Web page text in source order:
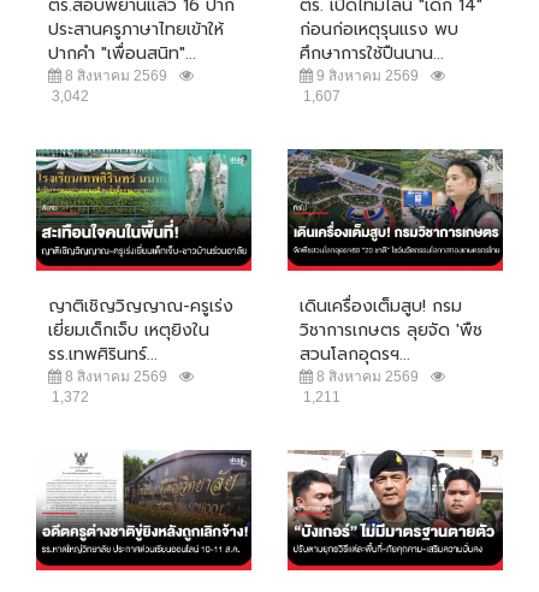
ตร.สอบพยานแล้ว 16 ปาก
ประสานครูภาษาไทยเข้าให้
ปากคำ "เพื่อนสนิท"...
8 สิงหาคม 2569
3,042
ตร. เปิดไทม์ไลน์ "เด็ก 14"
ก่อนก่อเหตุรุนแรง พบ
ศึกษาการใช้ปืนนาน...
9 สิงหาคม 2569
1,607
ญาติเชิญวิญญาณ-ครูเร่ง
เยี่ยมเด็กเจ็บ เหตุยิงใน
รร.เทพศิรินทร์...
8 สิงหาคม 2569
1,372
เดินเครื่องเต็มสูบ! กรม
วิชาการเกษตร ลุยจัด 'พืช
สวนโลกอุดรฯ...
8 สิงหาคม 2569
1,211